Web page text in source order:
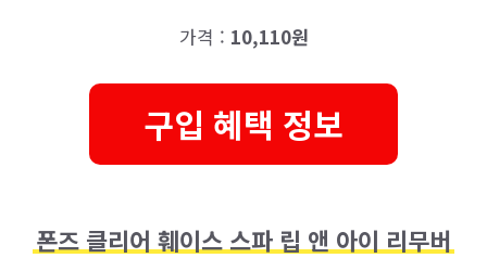
가격 : 10,110원
구입 혜택 정보
폰즈 클리어 훼이스 스파 립 앤 아이 리무버